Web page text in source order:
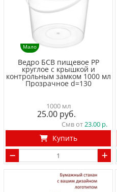
Мало
Ведро БСВ пищевое PP
круглое с крышкой и
контрольным замком 1000 мл
Прозрачное d=130
1000 мл
25.00
Смв от23.00
Купить